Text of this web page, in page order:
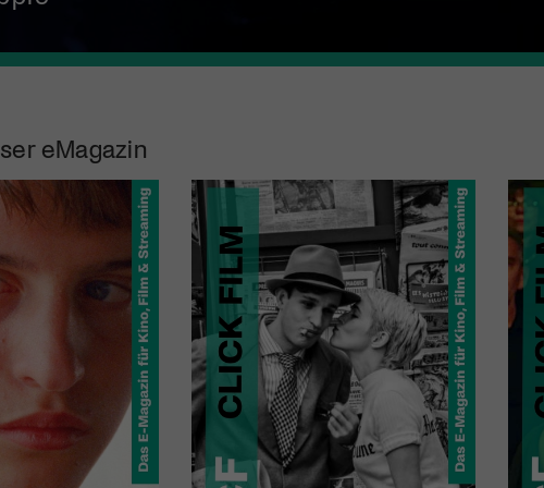
eMagazin